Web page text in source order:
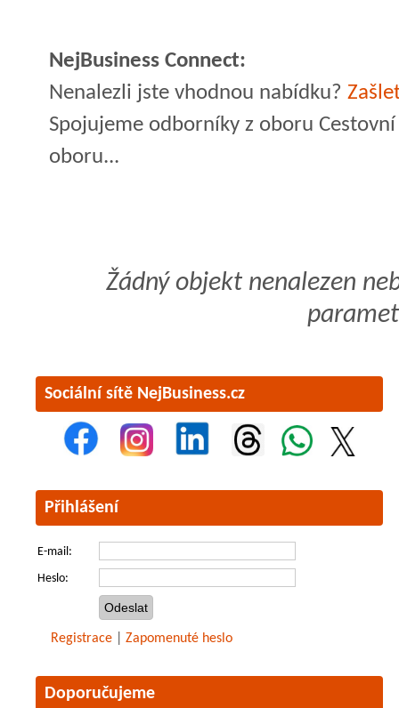
NejBusiness Connect:
Nenalezli jste vhodnou nabídku?
Spojujeme odborníky z oboru
oboru...
Žádný objekt nenalezen
Sociální sítě NejBusiness.cz
Přihlášení
E-mail:
Heslo:
Registrace Zapomenuté heslo
Doporučujeme